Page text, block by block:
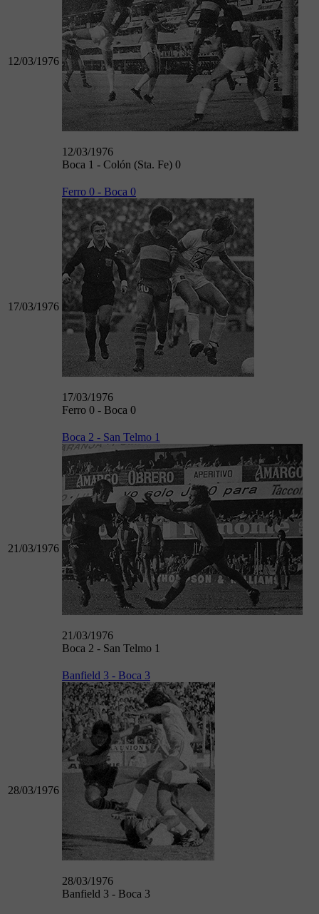
12/03/1976
12/03/1976
Boca 1 - Colón (Sta. Fe) 0
17/03/1976
Ferro 0 - Boca 0
17/03/1976
Ferro 0 - Boca 0
21/03/1976
Boca 2 - San Telmo 1
21/03/1976
Boca 2 - San Telmo 1
28/03/1976
Banfield 3 - Boca 3
28/03/1976
Banfield 3 - Boca 3